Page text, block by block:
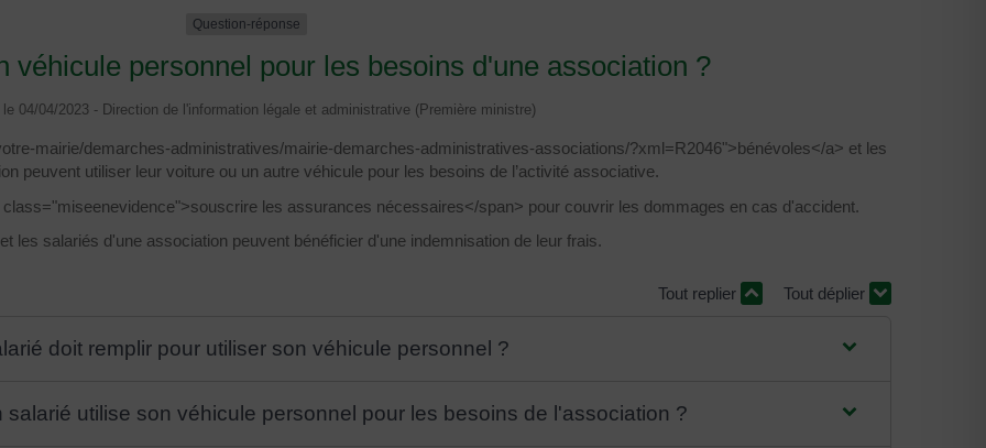
Question-réponse
véhicule personnel pour les besoins d'une association ?
04/04/2023 - Direction de l'information légale et administrative (Première ministre)
mairie/demarches-administratives/mairie-demarches-administratives-associations/?xml=R2046">bénévoles</a> et les
peuvent utiliser leur voiture ou un autre véhicule pour les besoins de l’activité associative.
les assurances nécessaires</span> pour couvrir les dommages en cas d'accident.
les salariés d'une association peuvent bénéficier d'une indemnisation de leur frais.
Tout replier Tout déplier
doit remplir pour utiliser son véhicule personnel ?
utilise son véhicule personnel pour les besoins de l'association ?